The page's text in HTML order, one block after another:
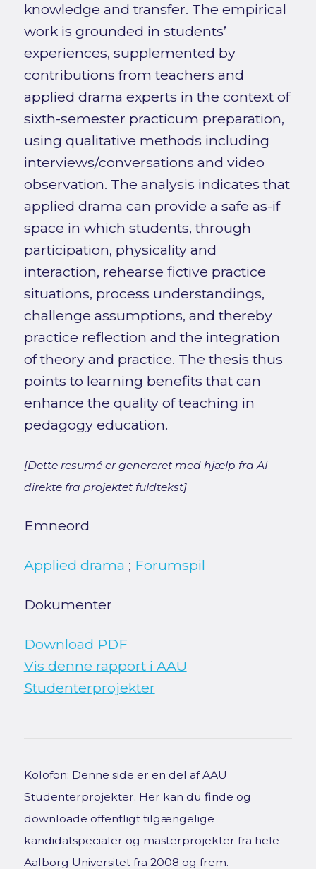
knowledge and transfer. The empirical
work is grounded in students’
experiences, supplemented by
contributions from teachers and
applied drama experts in the context of
sixth-semester practicum preparation,
using qualitative methods including
interviews/conversations and video
observation. The analysis indicates that
applied drama can provide a safe as-if
space in which students, through
participation, physicality and
interaction, rehearse fictive practice
situations, process understandings,
challenge assumptions, and thereby
practice reflection and the integration
of theory and practice. The thesis thus
points to learning benefits that can
enhance the quality of teaching in
pedagogy education.
[Dette resumé er genereret med hjælp fra AI
direkte fra projektet fuldtekst]
Emneord
Applied drama ; Forumspil
Dokumenter
Download PDF
Vis denne rapport i AAU
Studenterprojekter
Kolofon: Denne side er en del af AAU
Studenterprojekter. Her kan du finde og
downloade offentligt tilgængelige
kandidatspecialer og masterprojekter fra hele
Aalborg Universitet fra 2008 og frem.